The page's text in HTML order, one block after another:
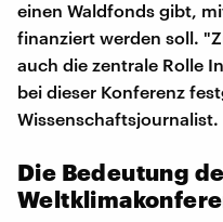
einen Waldfonds gibt,
finanziert werden soll.
auch die zentrale Rolle
bei dieser Konferenz
Wissenschaftsjournalist.
Die Bedeutung